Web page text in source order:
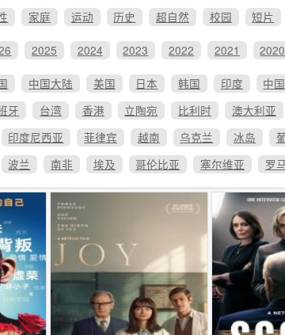
家庭 运动 历史 超自然 校园 短片
2025 2024 2023 2022 2021 2020
中国大陆 美国 日本 韩国 印度 中
牙 台湾 香港 立陶宛 比利时 澳大利亚
印度尼西亚 菲律宾 越南 乌克兰 冰岛
波兰 南非 埃及 哥伦比亚 塞尔维亚 罗